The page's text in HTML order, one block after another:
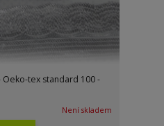
Oeko-tex standard 100 -
Není skladem